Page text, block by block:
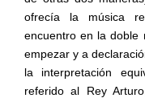
ofrecía la música
encuentro en la doble
empezar y a
la interpretación
referido al Rey